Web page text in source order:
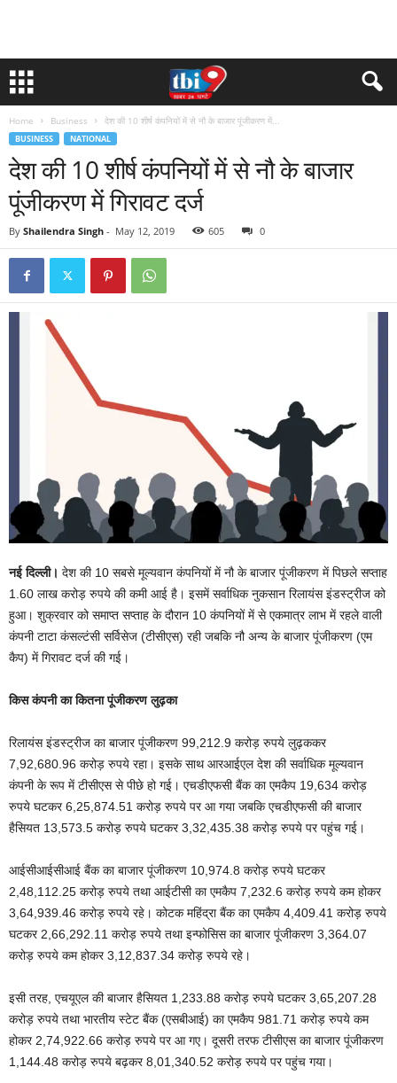
Home Business देश की 10 शीर्ष कंपनियों में से नौ के बाजार पूंजीकरण में...
BUSINESS NATIONAL
देश की 10 शीर्ष कंपनियों में से नौ के बाजार
पूंजीकरण में गिरावट दर्ज
By Shailendra Singh - May 12, 2019 605 0
नई दिल्ली। देश की 10 सबसे मूल्यवान कंपनियों में नौ के बाजार पूंजीकरण में पिछले सप्ताह
1.60 लाख करोड़ रुपये की कमी आई है। इसमें सर्वाधिक नुकसान रिलायंस इंडस्ट्रीज को
हुआ। शुक्रवार को समाप्त सप्ताह के दौरान 10 कंपनियों में से एकमात्र लाभ में रहले वाली
कंपनी टाटा कंसल्टंसी सर्विसेज (टीसीएस) रही जबकि नौ अन्य के बाजार पूंजीकरण (एम
कैप) में गिरावट दर्ज की गई।
किस कंपनी का कितना पूंजीकरण लुढ़का
रिलायंस इंडस्ट्रीज का बाजार पूंजीकरण 99,212.9 करोड़ रुपये लुढ़ककर
7,92,680.96 करोड़ रुपये रहा। इसके साथ आरआईएल देश की सर्वाधिक मूल्यवान
कंपनी के रूप में टीसीएस से पीछे हो गई। एचडीएफसी बैंक का एमकैप 19,634 करोड़
रुपये घटकर 6,25,874.51 करोड़ रुपये पर आ गया जबकि एचडीएफसी की बाजार
हैसियत 13,573.5 करोड़ रुपये घटकर 3,32,435.38 करोड़ रुपये पर पहुंच गई।
आईसीआईसीआई बैंक का बाजार पूंजीकरण 10,974.8 करोड़ रुपये घटकर
2,48,112.25 करोड़ रुपये तथा आईटीसी का एमकैप 7,232.6 करोड़ रुपये कम होकर
3,64,939.46 करोड़ रुपये रहे। कोटक महिंद्रा बैंक का एमकैप 4,409.41 करोड़ रुपये
घटकर 2,66,292.11 करोड़ रुपये तथा इन्फोसिस का बाजार पूंजीकरण 3,364.07
करोड़ रुपये कम होकर 3,12,837.34 करोड़ रुपये रहे।
इसी तरह, एचयूएल की बाजार हैसियत 1,233.88 करोड़ रुपये घटकर 3,65,207.28
करोड़ रुपये तथा भारतीय स्टेट बैंक (एसबीआई) का एमकैप 981.71 करोड़ रुपये कम
होकर 2,74,922.66 करोड़ रुपये पर आ गए। दूसरी तरफ टीसीएस का बाजार पूंजीकरण
1,144.48 करोड़ रुपये बढ़कर 8,01,340.52 करोड़ रुपये पर पहुंच गया।